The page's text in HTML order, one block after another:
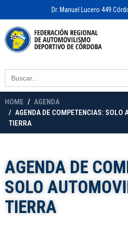
Dr. Manuel Lucero 449
Search
for:
HOME
AGENDA
AGENDA DE COMPETENCIAS: SOLO
TIERRA
AGENDA DE
SOLO
TIERRA